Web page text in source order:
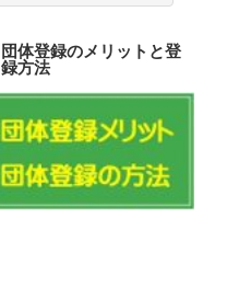
団体登録のメリットと登
録方法